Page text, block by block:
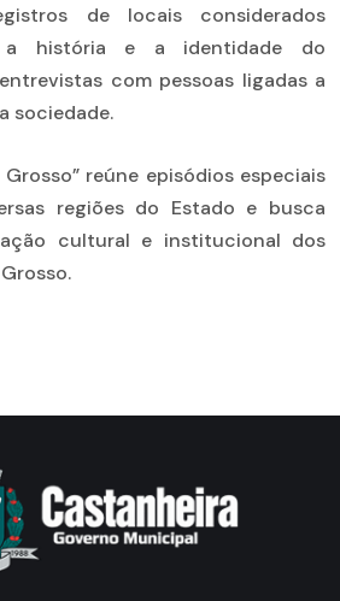
de locais considerados
a história e a identidade do
com pessoas ligadas a
sociedade.
reúne episódios especiais
regiões do Estado e busca
cultural e institucional dos